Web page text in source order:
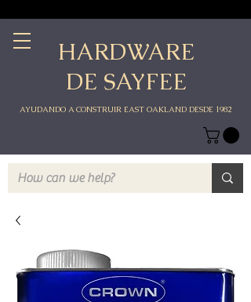
HARDWARE
DE SAYFEE
AYUDANDO A CONSTRUIR EAST OAKLAND DESDE 1982